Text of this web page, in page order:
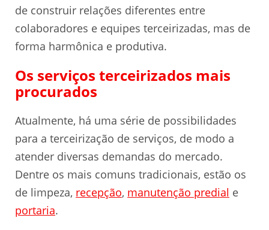
de construir relações diferentes entre
colaboradores e equipes terceirizadas, mas de
forma harmônica e produtiva.
Os serviços terceirizados mais
procurados
Atualmente, há uma série de possibilidades
para a terceirização de serviços, de modo a
atender diversas demandas do mercado.
Dentre os mais comuns tradicionais, estão os
de limpeza, recepção, manutenção predial e
portaria.